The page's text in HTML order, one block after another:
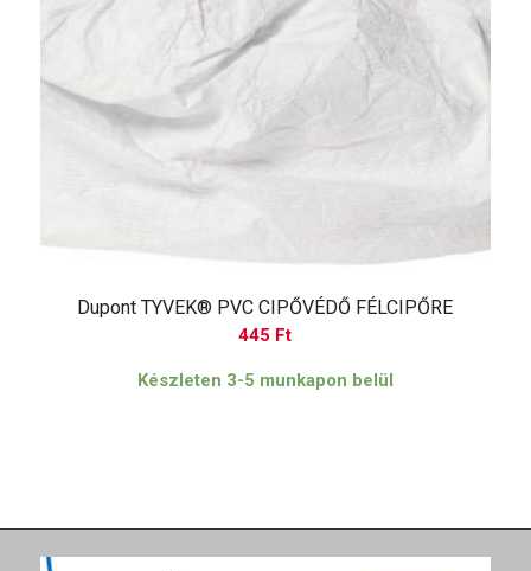
Dupont TYVEK® PVC CIPŐVÉDŐ FÉLCIPŐRE
445 Ft
Készleten 3-5 munkapon belül